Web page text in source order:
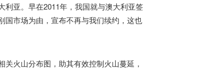
利亚。早在2011年，我国就与澳大利亚签
国市场为由，宣布不再与我们续约，这也
火山分布图，助其有效控制火山蔓延，